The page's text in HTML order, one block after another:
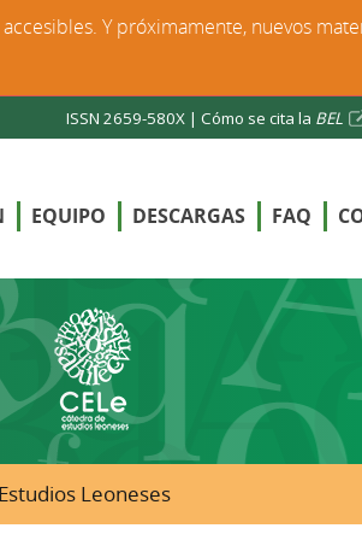
ISSN 2659-580X | Cómo se cita la BEL
EQUIPO DESCARGAS FAQ
Leoneses
Y próximamente, nuevos